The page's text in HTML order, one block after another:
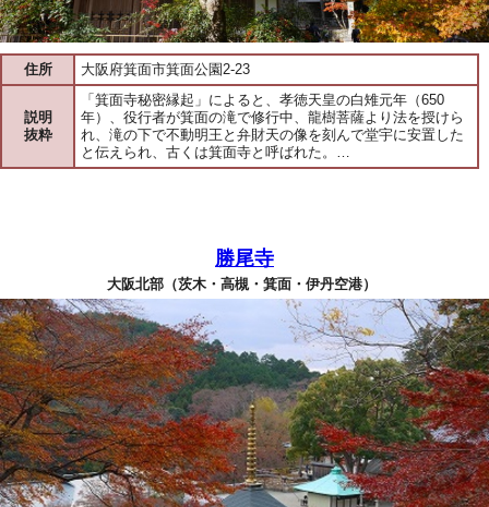
住所 大阪府箕面市箕面公園2-23
説明
抜粋
「箕面寺秘密縁起」によると、孝徳天皇の白雉元年（650
年）、役行者が箕面の滝で修行中、龍樹菩薩より法を授けら
れ、滝の下で不動明王と弁財天の像を刻んで堂宇に安置した
と伝えられ、古くは箕面寺と呼ばれた。…
勝尾寺
大阪北部（茨木・高槻・箕面・伊丹空港）